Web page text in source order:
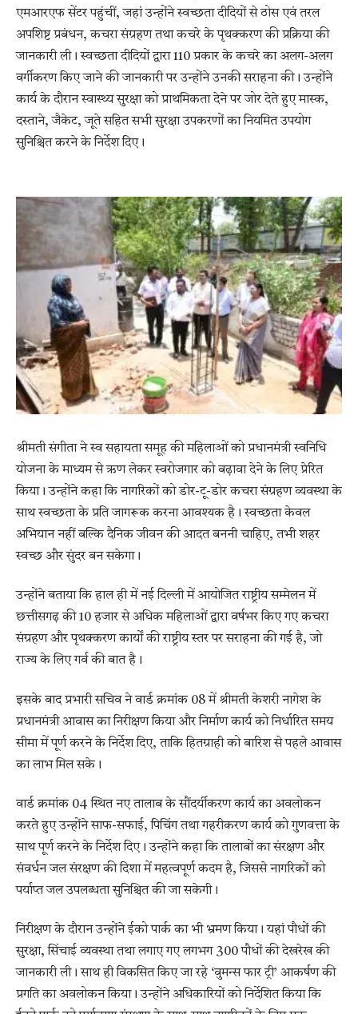
एमआरएफ सेंटर पहुंचीं, जहां उन्होंने स्वच्छता दीदियों से ठोस एवं तरल
अपशिष्ट प्रबंधन, कचरा संग्रहण तथा कचरे के पृथक्करण की प्रक्रिया की
जानकारी ली। स्वच्छता दीदियों द्वारा 110 प्रकार के कचरे का अलग-अलग
वर्गीकरण किए जाने की जानकारी पर उन्होंने उनकी सराहना की। उन्होंने
कार्य के दौरान स्वास्थ्य सुरक्षा को प्राथमिकता देने पर जोर देते हुए मास्क,
दस्ताने, जैकेट, जूते सहित सभी सुरक्षा उपकरणों का नियमित उपयोग
सुनिश्चित करने के निर्देश दिए।
श्रीमती संगीता ने स्व सहायता समूह की महिलाओं को प्रधानमंत्री स्वनिधि
योजना के माध्यम से ऋण लेकर स्वरोजगार को बढ़ावा देने के लिए प्रेरित
किया। उन्होंने कहा कि नागरिकों को डोर-टू-डोर कचरा संग्रहण व्यवस्था के
साथ स्वच्छता के प्रति जागरूक करना आवश्यक है। स्वच्छता केवल
अभियान नहीं बल्कि दैनिक जीवन की आदत बननी चाहिए, तभी शहर
स्वच्छ और सुंदर बन सकेगा।
उन्होंने बताया कि हाल ही में नई दिल्ली में आयोजित राष्ट्रीय सम्मेलन में
छत्तीसगढ़ की 10 हजार से अधिक महिलाओं द्वारा वर्षभर किए गए कचरा
संग्रहण और पृथक्करण कार्यों की राष्ट्रीय स्तर पर सराहना की गई है, जो
राज्य के लिए गर्व की बात है।
इसके बाद प्रभारी सचिव ने वार्ड क्रमांक 08 में श्रीमती केशरी नागेश के
प्रधानमंत्री आवास का निरीक्षण किया और निर्माण कार्य को निर्धारित समय
सीमा में पूर्ण करने के निर्देश दिए, ताकि हितग्राही को बारिश से पहले आवास
का लाभ मिल सके।
वार्ड क्रमांक 04 स्थित नए तालाब के सौंदर्यीकरण कार्य का अवलोकन
करते हुए उन्होंने साफ-सफाई, पिचिंग तथा गहरीकरण कार्य को गुणवत्ता के
साथ पूर्ण करने के निर्देश दिए। उन्होंने कहा कि तालाबों का संरक्षण और
संवर्धन जल संरक्षण की दिशा में महत्वपूर्ण कदम है, जिससे नागरिकों को
पर्याप्त जल उपलब्धता सुनिश्चित की जा सकेगी।
निरीक्षण के दौरान उन्होंने ईको पार्क का भी भ्रमण किया। यहां पौधों की
सुरक्षा, सिंचाई व्यवस्था तथा लगाए गए लगभग 300 पौधों की देखरेख की
जानकारी ली। साथ ही विकसित किए जा रहे ‘वुमन्स फार ट्री’ आकर्षण की
प्रगति का अवलोकन किया। उन्होंने अधिकारियों को निर्देशित किया कि